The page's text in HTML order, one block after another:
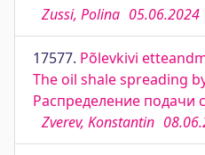
Zussi, Polina 05.06.2024
17577. Põlevkivi
The oil shale spreading
Распределение подачи
Zverev, Konstantin